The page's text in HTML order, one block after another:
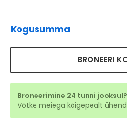
Kogusumma
BRONEERI
Broneerimine 24 tunni jooksul?
Võtke meiega kõigepealt